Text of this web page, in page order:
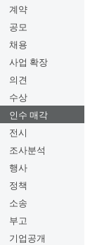
계약
공모
채용
사업 확장
의견
수상
인수 매각
전시
조사분석
행사
정책
소송
부고
기업공개